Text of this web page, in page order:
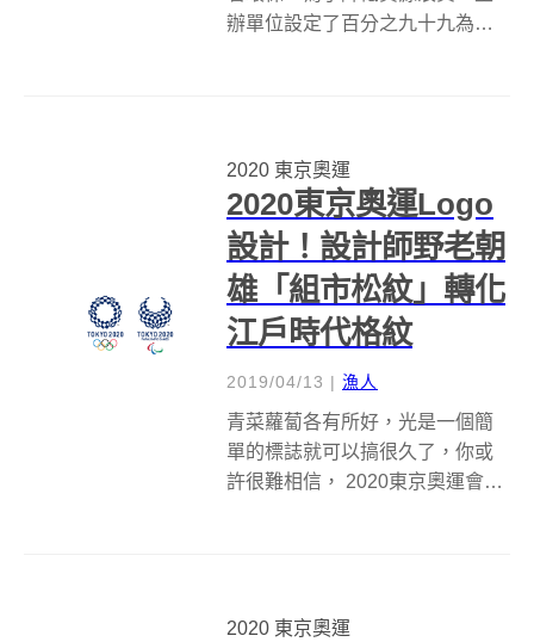
辦單位設定了百分之九十九為賽
也就依照這個原則，使用可以回
收的硬紙板床...
2020 東京奧運
2020東京奧運Logo
設計！設計師野老朝
雄「組市松紋」轉化
江戶時代格紋
2019/04/13 | 漁人
青菜蘿蔔各有所好，光是一個簡
單的標誌就可以搞很久了，你或
許很難相信， 2020東京奧運會會
月，2020東京奧運原本要使用的
2020 東京奧運